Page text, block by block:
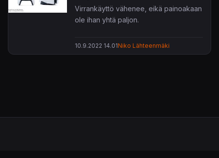
Virrankäyttö vähenee, eikä painoakaan
ole ihan yhtä paljon.
10.9.2022 14.01Niko Lähteenmäki